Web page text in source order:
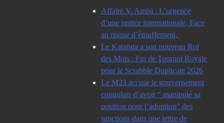
Affaire V. Amisi : L’urgence
d’une justice internationale, Face
au risque d’étouffement,
Le Katanga a son nouveau Roi
des Mots : Fin de Tournoi Royale
pour le Scrabble Duplicate 2026
Le M23 accuse le gouvernement
congolais d’avoir “ manipulé sa
position pour l’adoption” des
sanctions dans une lettre de